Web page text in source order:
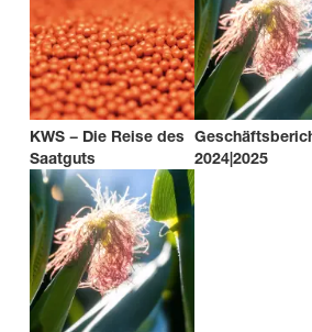
KWS − Die Reise des
Saatguts
2024|2025